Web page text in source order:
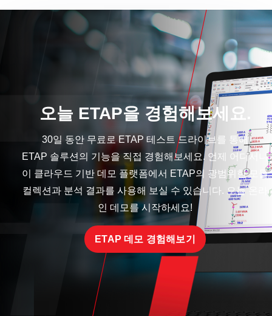
오늘 ETAP을 경험해보세요.
30일 동안 무료로 ETAP 테스트 드라이브를 통해
ETAP 솔루션의 기능을 직접 경험해보세요. 언제 어디서나
이 클라우드 기반 데모 플랫폼에서 ETAP의 광범위한 모듈
컬렉션과 분석 결과를 사용해 보실 수 있습니다. 오늘 온라
인 데모를 시작하세요!
ETAP 데모 경험해보기